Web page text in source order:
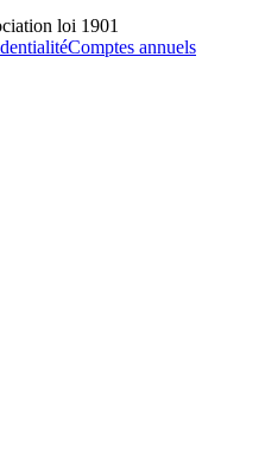
loi 1901
Comptes annuels